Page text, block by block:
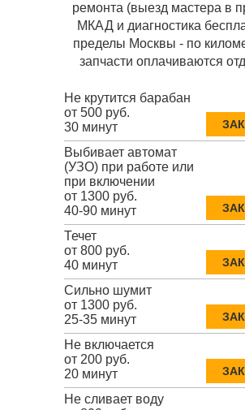
ремонта (выезд мастера в
МКАД и диагностика
пределы Москвы - по
запчасти оплачиваются
Не крутится барабан
от 500 руб.
30 минут
Выбивает автомат
(УЗО) при работе или
при включении
от 1300 руб.
40-90 минут
Течет
от 800 руб.
40 минут
Сильно шумит
от 1300 руб.
25-35 минут
Не включается
от 200 руб.
20 минут
Не сливает воду